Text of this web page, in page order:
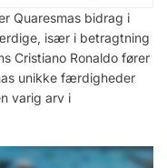
Quaresmas bidrag i
især i betragtning
Cristiano Ronaldo fører
unikke færdigheder
varig arv i